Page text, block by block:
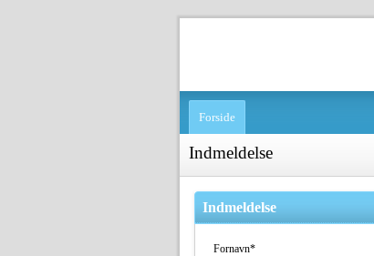
Forside
Indmeldelse
Indmeldelse
Fornavn*